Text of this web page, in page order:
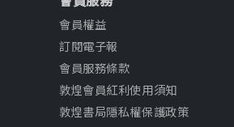
會員權益
訂閱電子報
會員服務條款
敦煌會員紅利使用須知
敦煌書局隱私權保護政策